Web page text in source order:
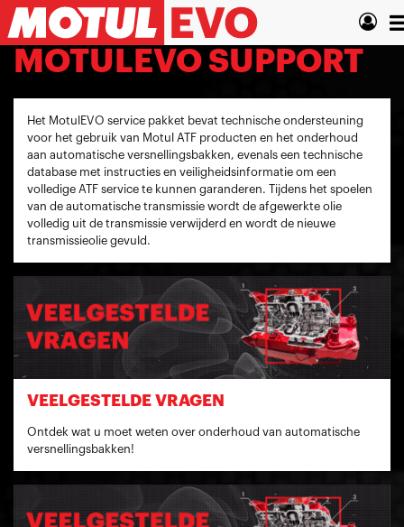
Overslaan
en
naar
MOTULEVO SUPPORT
Het MotulEVO service pakket bevat technische ondersteuning
voor het gebruik van Motul ATF producten en het onderhoud
aan automatische versnellingsbakken, evenals een technische
database met instructies en veiligheidsinformatie om een ​​
volledige ATF service te kunnen garanderen. Tijdens het spoelen
van de automatische transmissie wordt de afgewerkte olie
volledig uit de transmissie verwijderd en wordt de nieuwe
transmissieolie gevuld.
VEELGESTELDE VRAGEN
Ontdek wat u moet weten over onderhoud van automatische
versnellingsbakken!